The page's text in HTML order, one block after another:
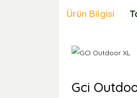
Ürün Bilgisi
Gci